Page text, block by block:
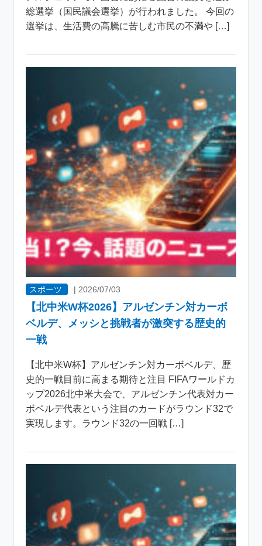
総選挙（国民議会選挙）が行われました。 今回の
選挙は、生活費の高騰に苦しむ市民の不満や […]
スポーツ | 2026/07/03
【北中米W杯2026】アルゼンチン対カーボ
ベルデ、メッシと挑戦者が激突する歴史的
一戦
【北中米W杯】アルゼンチン対カーボベルデ、歴
史的一戦目前に高まる期待と注目 FIFAワールドカ
ップ2026北中米大会で、アルゼンチン代表対カー
ボベルデ代表という注目のカードがラウンド32で
実現します。ラウンド32の一回戦 […]